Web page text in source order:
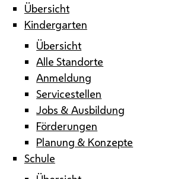
Übersicht
Kindergarten
Übersicht
Alle Standorte
Anmeldung
Servicestellen
Jobs & Ausbildung
Förderungen
Planung & Konzepte
Schule